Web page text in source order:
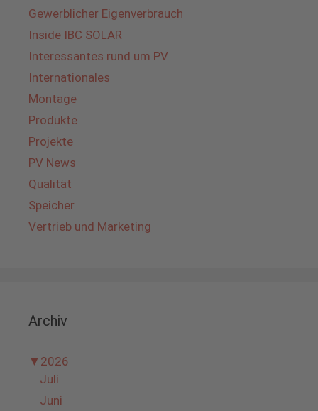
Gewerblicher Eigenverbrauch
Inside IBC SOLAR
Interessantes rund um PV
Internationales
Montage
Produkte
Projekte
PV News
Qualität
Speicher
Vertrieb und Marketing
Archiv
▼ 2026
Juli
Juni